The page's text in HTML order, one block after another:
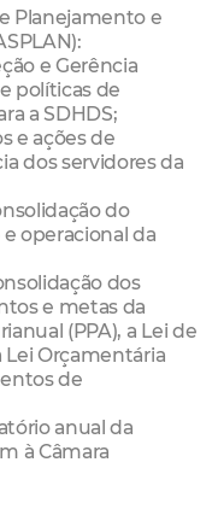
Planejamento e
e Gerência
políticas de
a SDHDS;
e ações de
dos servidores da
do
operacional da
dos
e metas da
(PPA), a Lei de
Lei Orçamentária
de
anual da
à Câmara